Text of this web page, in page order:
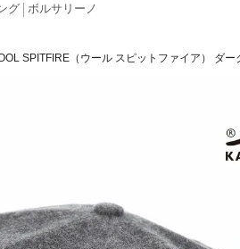
グ ボルサリーノ
SPITFIRE（ウール スピットファイア） ダー